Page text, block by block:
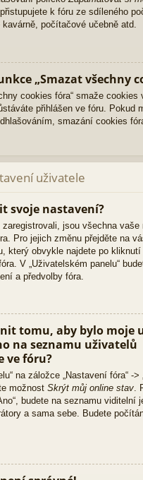
k fóru ze sdíleného
kavárně, počítačové učebně atd.
„Smazat všechny
cookies fóra“ smaže cookies
přihlášen ve fóru. Pokud
smazání cookies
uživatele
svoje nastavení?
jsou všechna vaše
Pro jejich změnu přejděte na
který obvykle najdete po
V „Uživatelském panelu“
a předvolby fóra.
tomu, aby bylo moje
na seznamu uživatelů
ve fóru?
na záložce „Nastavení fóra“ ->
možnost Skrýt můj online stav.
budete na seznamu viditelní
a sama sebe. Budete